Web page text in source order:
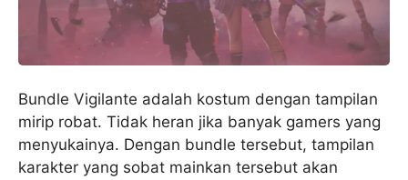
Bundle Vigilante adalah kostum dengan tampilan
mirip robat. Tidak heran jika banyak gamers yang
menyukainya. Dengan bundle tersebut, tampilan
karakter yang sobat mainkan tersebut akan